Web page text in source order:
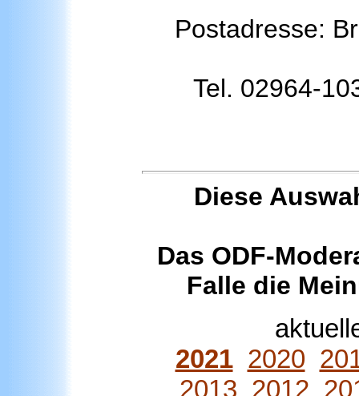
Postadresse:
Tel. 02964-
Diese
Das ODF-
Falle die
2021 2020
2013 2012